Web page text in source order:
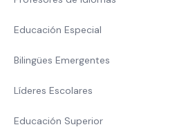
Educación Especial
Bilingües Emergentes
Líderes Escolares
Educación Superior